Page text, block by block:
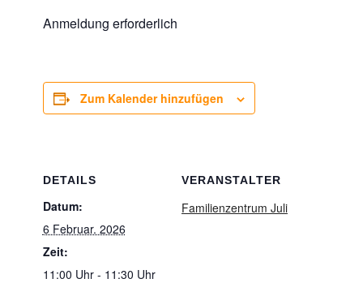
Anmeldung erforderlich
Zum Kalender hinzufügen
DETAILS
Datum:
6 Februar. 2026
Zeit:
11:00 Uhr - 11:30 Uhr
VERANSTALTER
Familienzentrum Juli